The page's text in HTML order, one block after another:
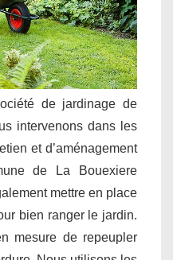
de jardinage de
intervenons dans les
et d’aménagement
de La Bouexiere
mettre en place
bien ranger le jardin.
mesure de repeupler